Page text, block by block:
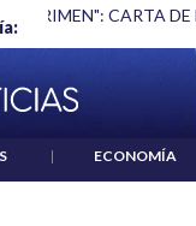
ABELARDO DE LA
| ECONOMÍA